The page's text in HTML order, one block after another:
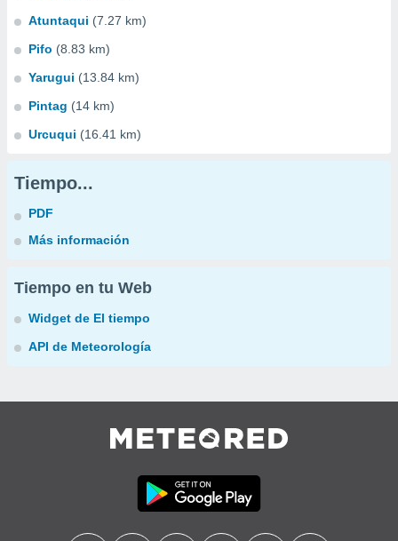
Atuntaqui (7.27 km)
Pifo (8.83 km)
Yarugui (13.84 km)
Pintag (14 km)
Urcuqui (16.41 km)
Tiempo...
PDF
Más información
Tiempo en tu Web
Widget de El tiempo
API de Meteorología